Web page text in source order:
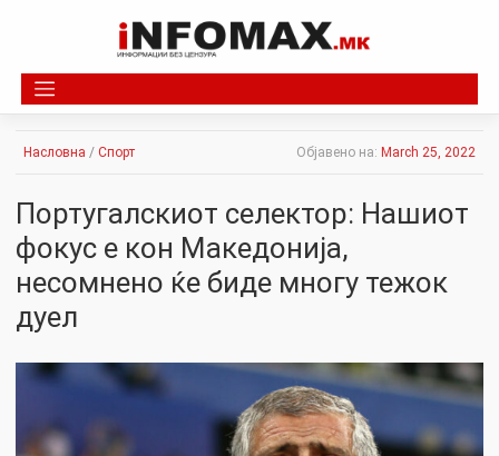
Насловна / Спорт Објавено на: March 25, 2022
Португалскиот селектор: Нашиот
фокус е кон Македонија,
несомнено ќе биде многу тежок
дуел